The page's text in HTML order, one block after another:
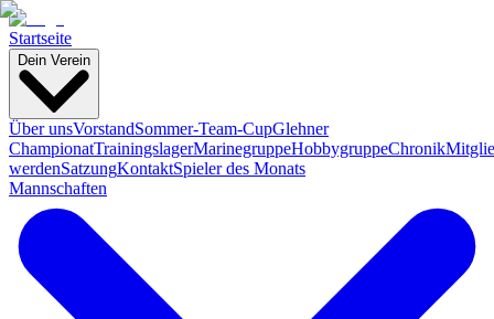
Startseite
Dein Verein
Über unsVorstandSommer-Team-CupGlehner
ChampionatTrainingslagerMarinegruppeHobbygruppeChronik
werdenSatzungKontaktSpieler des Monats
Mannschaften